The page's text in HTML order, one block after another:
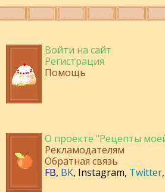
Войти на сайт
Регистрация
Помощь
О проекте "Рецепты
Рекламодателям
Обратная связь
FB, ВК, Instagram, Twitter,